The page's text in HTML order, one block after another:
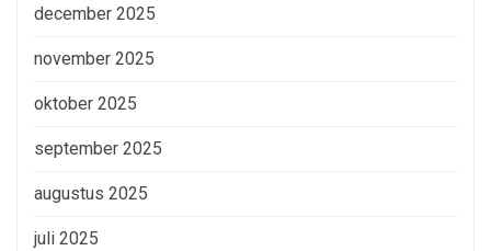
december 2025
november 2025
oktober 2025
september 2025
augustus 2025
juli 2025